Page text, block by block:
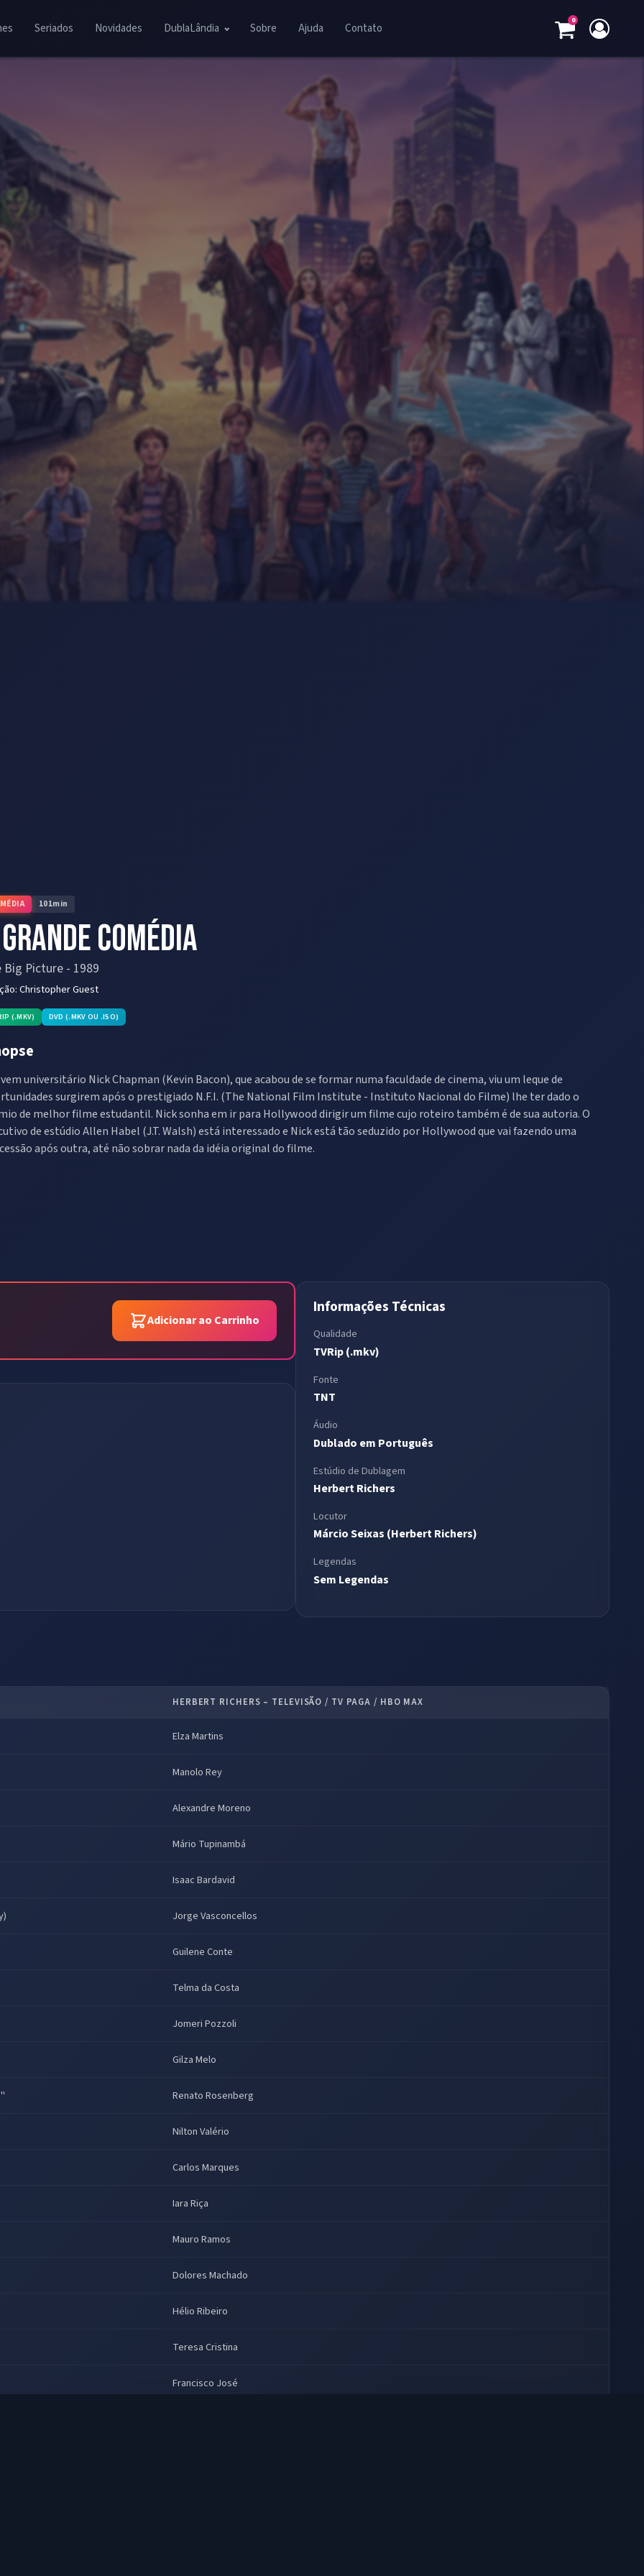
Seriados Novidades DublaLândia Sobre Ajuda Contato
0
101min
Comédia
Big Picture - 1989
Christopher Guest
(.MKV) DVD (.MKV OU .ISO)
universitário Nick Chapman (Kevin Bacon), que acabou de se formar numa faculdade de cinema, viu um leque de
surgirem após o prestigiado N.F.I. (The National Film Institute - Instituto Nacional do Filme) lhe ter dado o
de melhor filme estudantil. Nick sonha em ir para Hollywood dirigir um filme cujo roteiro também é de sua autoria. O
de estúdio Allen Habel (J.T. Walsh) está interessado e Nick está tão seduzido por Hollywood que vai fazendo uma
após outra, até não sobrar nada da idéia original do filme.
Adicionar ao Carrinho
Informações Técnicas
Qualidade
TVRip (.mkv)
Fonte
TNT
Áudio
Dublado em Português
Estúdio de Dublagem
Herbert Richers
Locutor
Márcio Seixas (Herbert Richers)
Legendas
Sem Legendas
HERBERT RICHERS – TELEVISÃO / TV PAGA / HBO MAX
Elza Martins
Manolo Rey
Alexandre Moreno
Mário Tupinambá
Isaac Bardavid
Jorge Vasconcellos
Guilene Conte
Telma da Costa
Jomeri Pozzoli
Gilza Melo
Renato Rosenberg
Nilton Valério
Carlos Marques
Iara Riça
Mauro Ramos
Dolores Machado
Hélio Ribeiro
Teresa Cristina
Francisco José